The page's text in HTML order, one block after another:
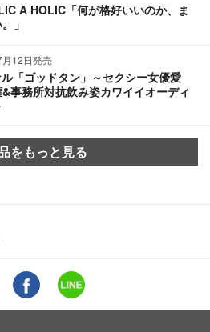
A HOLIC「何が格好いいのか、ま
」
12日発売
「ゴッドタン」～セクシー女優愛
事務所対抗飲み姿カワイイオーディ
をもっと見る